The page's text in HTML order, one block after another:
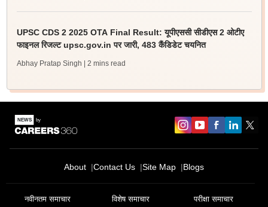
UPSC CDS 2 2025 OTA Final Result: यूपीएससी सीडीएस 2 ओटीए
फाइनल रिजल्ट upsc.gov.in पर जारी, 483 कैंडिडेट चयनित
Abhay Pratap Singh | 2 mins read
About Contact Us Site Map Blogs
नवीनतम समाचार विशेष समाचार परीक्षा समाचार